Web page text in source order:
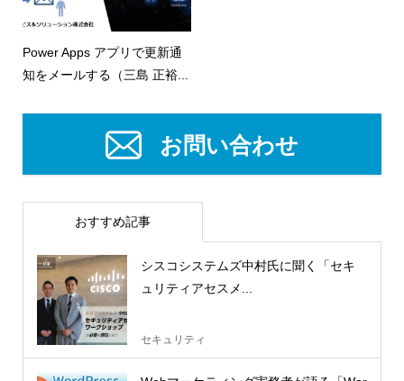
Power Apps アプリで更新通
知をメールする（三島 正裕...
お問い合わせ
おすすめ記事
シスコシステムズ中村氏に聞く「セキ
ュリティアセスメ...
セキュリティ